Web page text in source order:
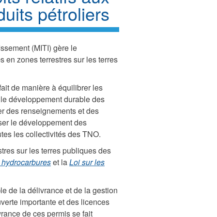
pétroliers
(MITI) gère le
en zones terrestres sur les terres
de manière à équilibrer les
développement durable des
des renseignements et des
le développement des
les collectivités des TNO.
sur les terres publiques des
et laLoi sur les
de la délivrance et de la gestion
importante et des licences
de ces permis se fait